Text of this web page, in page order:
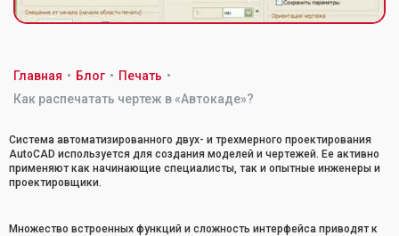
Главная • Блог • Печать •
Как распечатать чертеж в «Автокаде»?
Система автоматизированного двух- и трехмерного проектирования
AutoCAD используется для создания моделей и чертежей. Ее активно
применяют как начинающие специалисты, так и опытные инженеры и
проектировщики.
Множество встроенных функций и сложность интерфейса приводят к